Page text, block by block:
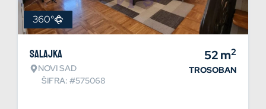
360°
Salajka
NOVI SAD
ŠIFRA: #575068
52m2
TROSOBAN